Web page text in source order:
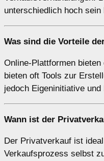
unterschiedlich hoch sein
Was sind die Vorteile
Online-Plattformen
bieten oft Tools zur
jedoch Eigeninitiative
Wann ist der
Der Privatverkauf ist
Verkaufsprozess selbst